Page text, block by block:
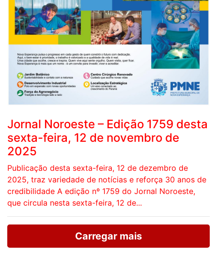
Jornal Noroeste – Edição 1759 desta
sexta-feira, 12 de novembro de
2025
Publicação desta sexta-feira, 12 de dezembro de
2025, traz variedade de notícias e reforça 30 anos de
credibilidade A edição nº 1759 do Jornal Noroeste,
que circula nesta sexta-feira, 12 de...
Carregar mais